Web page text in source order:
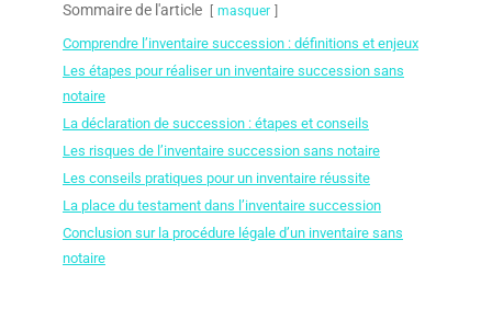
Sommaire de l'article masquer
Comprendre l’inventaire succession : définitions et enjeux
Les étapes pour réaliser un inventaire succession sans
notaire
La déclaration de succession : étapes et conseils
Les risques de l’inventaire succession sans notaire
Les conseils pratiques pour un inventaire réussite
La place du testament dans l’inventaire succession
Conclusion sur la procédure légale d’un inventaire sans
notaire